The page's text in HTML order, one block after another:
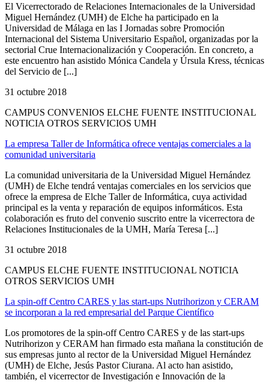
El Vicerrectorado de Relaciones Internacionales de la Universidad
Miguel Hernández (UMH) de Elche ha participado en la
Universidad de Málaga en las I Jornadas sobre Promoción
Internacional del Sistema Universitario Español, organizadas por la
sectorial Crue Internacionalización y Cooperación. En concreto, a
este encuentro han asistido Mónica Candela y Úrsula Kress, técnicas
del Servicio de [...]
31 octubre 2018
CAMPUS CONVENIOS ELCHE FUENTE INSTITUCIONAL
NOTICIA OTROS SERVICIOS UMH
La empresa Taller de Informática ofrece ventajas comerciales a la
comunidad universitaria
La comunidad universitaria de la Universidad Miguel Hernández
(UMH) de Elche tendrá ventajas comerciales en los servicios que
ofrece la empresa de Elche Taller de Informática, cuya actividad
principal es la venta y reparación de equipos informáticos. Esta
colaboración es fruto del convenio suscrito entre la vicerrectora de
Relaciones Institucionales de la UMH, María Teresa [...]
31 octubre 2018
CAMPUS ELCHE FUENTE INSTITUCIONAL NOTICIA
OTROS SERVICIOS UMH
La spin-off Centro CARES y las start-ups Nutrihorizon y CERAM
se incorporan a la red empresarial del Parque Científico
Los promotores de la spin-off Centro CARES y de las start-ups
Nutrihorizon y CERAM han firmado esta mañana la constitución de
sus empresas junto al rector de la Universidad Miguel Hernández
(UMH) de Elche, Jesús Pastor Ciurana. Al acto han asistido,
también, el vicerrector de Investigación e Innovación de la